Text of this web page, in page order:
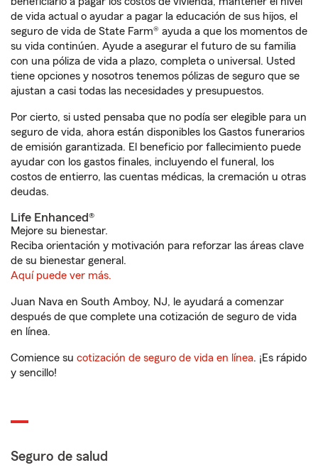
de vida actual o ayudar a pagar la educación de sus hijos, el
seguro de vida de State Farm® ayuda a que los momentos de
su vida continúen. Ayude a asegurar el futuro de su familia
con una póliza de vida a plazo, completa o universal. Usted
tiene opciones y nosotros tenemos pólizas de seguro que se
ajustan a casi todas las necesidades y presupuestos.
Por cierto, si usted pensaba que no podía ser elegible para un
seguro de vida, ahora están disponibles los Gastos funerarios
de emisión garantizada. El beneficio por fallecimiento puede
ayudar con los gastos finales, incluyendo el funeral, los
costos de entierro, las cuentas médicas, la cremación u otras
deudas.
Life Enhanced®
Mejore su bienestar.
Reciba orientación y motivación para reforzar las áreas clave
de su bienestar general.
Aquí puede ver más.
Juan Nava en South Amboy, NJ, le ayudará a comenzar
después de que complete una cotización de seguro de vida
en línea.
Comience su cotización de seguro de vida en línea. ¡Es rápido
y sencillo!
Seguro de salud